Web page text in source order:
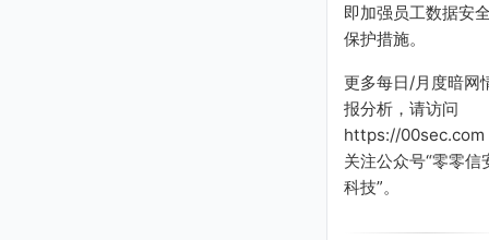
即加强员工数据安
保护措施。
更多每日/月度暗网
报分析，请访问
https://00sec.com
关注公众号“零零信
科技”。